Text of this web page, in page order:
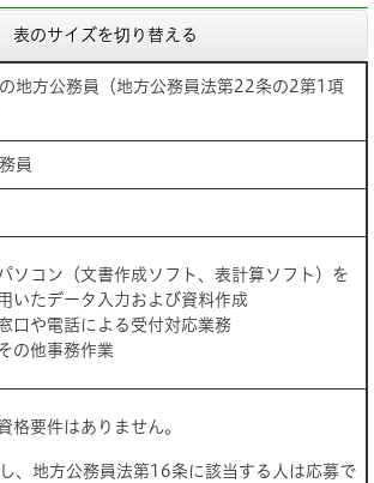
表のサイズを切り替える
地方公務員（地方公務員法第22条の2第1項
員
ソコン（文書作成ソフト、表計算ソフト）を
いたデータ入力および資料作成
口や電話による受付対応業務
の他事務作業
格要件はありません。
、地方公務員法第16条に該当する人は応募で